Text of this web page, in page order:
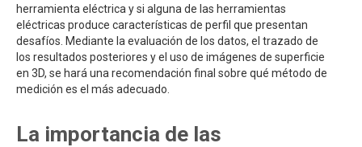
herramienta eléctrica y si alguna de las herramientas
eléctricas produce características de perfil que presentan
desafíos. Mediante la evaluación de los datos, el trazado de
los resultados posteriores y el uso de imágenes de superficie
en 3D, se hará una recomendación final sobre qué método de
medición es el más adecuado.
La importancia de las